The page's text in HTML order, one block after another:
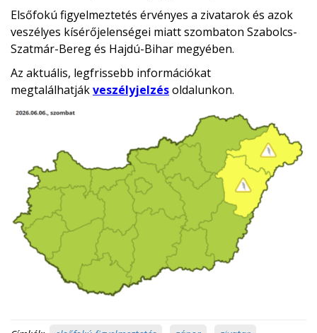
Elsőfokú figyelmeztetés érvényes a zivatarok és azok
veszélyes kísérőjelenségei miatt szombaton Szabolcs-
Szatmár-Bereg és Hajdú-Bihar megyében.
Az aktuális, legfrissebb információkat
megtalálhatjákveszélyjelzésoldalunkon.